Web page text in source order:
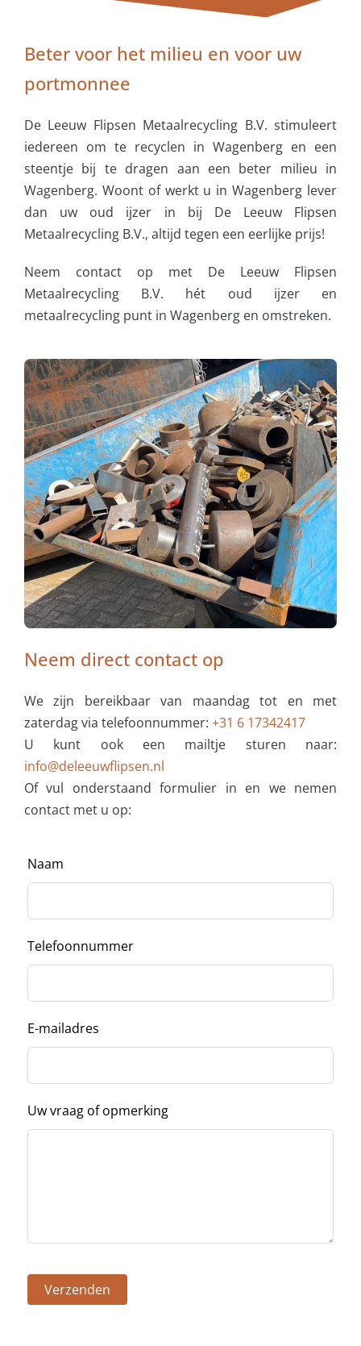
Beter voor het milieu en voor uw
portmonnee
De Leeuw Flipsen Metaalrecycling B.V. stimuleert
iedereen om te recyclen in Wagenberg en een
steentje bij te dragen aan een beter milieu in
Wagenberg. Woont of werkt u in Wagenberg lever
dan uw oud ijzer in bij De Leeuw Flipsen
Metaalrecycling B.V., altijd tegen een eerlijke prijs!
Neem contact op met De Leeuw Flipsen
Metaalrecycling B.V. hét oud ijzer en
metaalrecycling punt in Wagenberg en omstreken.
Neem direct contact op
We zijn bereikbaar van maandag tot en met
zaterdag via telefoonnummer: +31 6 17342417
U kunt ook een mailtje sturen naar:
info@deleeuwflipsen.nl
Of vul onderstaand formulier in en we nemen
contact met u op:
Naam
Telefoonnummer
E-mailadres
Uw vraag of opmerking
Verzenden